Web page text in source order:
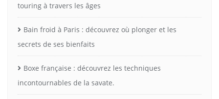
touring à travers les âges
Bain froid à Paris : découvrez où plonger et les
secrets de ses bienfaits
Boxe française : découvrez les techniques
incontournables de la savate.